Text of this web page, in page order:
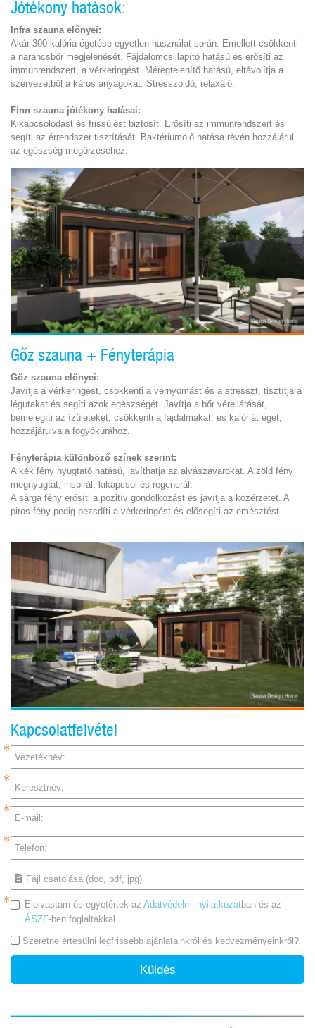
Jótékony hatások:
Infra szauna előnyei:
Akár 300 kalória égetése egyetlen használat során. Emellett csökkenti
a narancsbőr megjelenését. Fájdalomcsillapító hatású és erősíti az
immunrendszert, a vérkeringést. Méregtelenítő hatású, eltávolítja a
szervezetből a káros anyagokat. Stresszoldó, relaxáló.
Finn szauna jótékony hatásai:
Kikapcsolódást és frissülést biztosít. Erősíti az immunrendszert és
segíti az érrendszer tisztítását. Baktériumölő hatása révén hozzájárul
az egészség megőrzéséhez.
Gőz szauna + Fényterápia
Gőz szauna előnyei:
Javítja a vérkeringést, csökkenti a vérnyomást és a stresszt, tisztítja a
légutakat és segíti azok egészségét. Javítja a bőr vérellátását,
bemelegíti az ízületeket, csökkenti a fájdalmakat, és kalóriát éget,
hozzájárulva a fogyókúrához.
Fényterápia különböző színek szerint:
A kék fény nyugtató hatású, javíthatja az alvászavarokat. A zöld fény
megnyugtat, inspirál, kikapcsol és regenerál.
A sárga fény erősíti a pozitív gondolkozást és javítja a közérzetet. A
piros fény pedig pezsdíti a vérkeringést és elősegíti az emésztést.
Kapcsolatfelvétel
Vezetéknév:
Keresztnév:
E-mail:
Telefon:
Fájl csatolása (doc, pdf, jpg)
Elolvastam és egyetértek az Adatvédelmi nyilatkozatban és az
ÁSZF-ben foglaltakkal
Szeretne értesülni legfrissebb ajánlatainkról és kedvezményeinkről?
Küldés